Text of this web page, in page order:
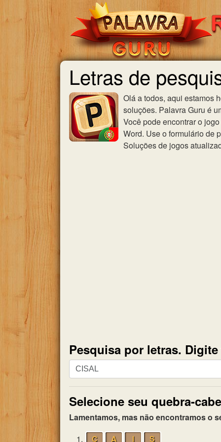
Letras de
Olá a todos, aqui estamos
soluções. Palavra Guru é
Você pode encontrar o
Word. Use o formulário de
Soluções de jogos
Pesquisa por letras.
Pesquisa
por
letras.
Digite
todas
as
letras
Selecione seu quebra-
Lamentamos, mas não encontramos o
1.
C A I
S